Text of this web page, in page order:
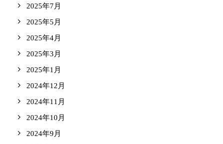
2025年7月
2025年5月
2025年4月
2025年3月
2025年1月
2024年12月
2024年11月
2024年10月
2024年9月